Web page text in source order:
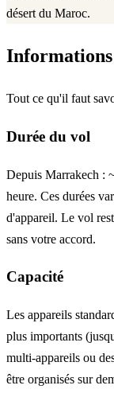
désert du Maroc.
Tout ce qu'il faut
Durée du vol
Depuis Marrakech :
heure. Ces durées
d'appareil. Le vol
sans votre accord.
Capacité
Les appareils
plus importants
multi-appareils ou
être organisés sur